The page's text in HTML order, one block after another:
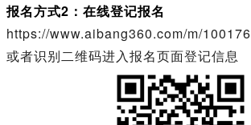
报名方式2：在线登记报名
https://www.aibang360.com/m/100176
或者识别二维码进入报名页面登记信息